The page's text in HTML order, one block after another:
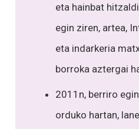
eta hainbat
egin ziren, artea,
eta indarkeria
borroka aztergai
2011n, berriro
orduko hartan,